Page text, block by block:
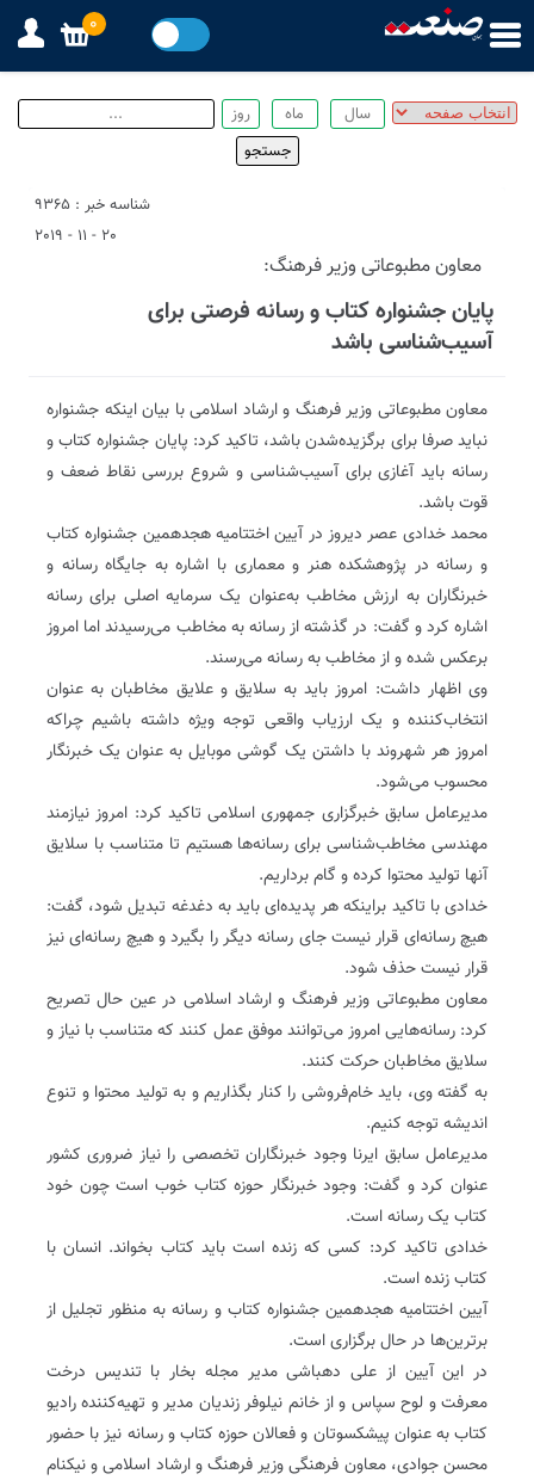
شناسه خبر : 9365
20 - 11 - 2019
معاون مطبوعاتی وزیر فرهنگ:
پایان جشنواره کتاب و رسانه فرصتی برای
آسیب‌شناسی باشد
معاون مطبوعاتی وزیر فرهنگ و ارشاد اسلامی با بیان اینکه جشنواره
نباید صرفا برای برگزیده‌شدن باشد، تاکید کرد: پایان جشنواره کتاب و
رسانه باید آغازی برای آسیب‌شناسی و شروع بررسی نقاط ضعف و
قوت باشد.
محمد خدادی عصر دیروز در آیین اختتامیه هجدهمین جشنواره کتاب
و رسانه در پژوهشکده هنر و معماری با اشاره به جایگاه رسانه و
خبرنگاران به ارزش مخاطب به‌عنوان یک سرمایه اصلی برای رسانه
اشاره کرد و گفت: در گذشته از رسانه به مخاطب می‌رسیدند اما امروز
برعکس شده و از مخاطب به رسانه می‌رسند.
وی اظهار داشت: امروز باید به سلایق و علایق مخاطبان به عنوان
انتخاب‌کننده و یک ارزیاب واقعی توجه ویژه داشته باشیم چراکه
امروز هر شهروند با داشتن یک گوشی موبایل به عنوان یک خبرنگار
محسوب می‌شود.
مدیرعامل سابق خبرگزاری جمهوری اسلامی تاکید کرد: امروز نیازمند
مهندسی مخاطب‌شناسی برای رسانه‌ها هستیم تا متناسب با سلایق
آنها تولید محتوا کرده و گام برداریم.
خدادی با تاکید براینکه هر پدیده‌ای باید به دغدغه تبدیل شود، گفت:
هیچ رسانه‌ای قرار نیست جای رسانه دیگر را بگیرد و هیچ رسانه‌ای نیز
قرار نیست حذف شود.
معاون مطبوعاتی وزیر فرهنگ و ارشاد اسلامی در عین حال تصریح
کرد: رسانه‌هایی امروز می‌توانند موفق عمل کنند که متناسب با نیاز و
سلایق مخاطبان حرکت کنند.
به گفته وی، باید خام‌فروشی را کنار بگذاریم و به تولید محتوا و تنوع
اندیشه توجه کنیم.
مدیرعامل سابق ایرنا وجود خبرنگاران تخصصی را نیاز ضروری کشور
عنوان کرد و گفت: وجود خبرنگار حوزه کتاب خوب است چون خود
کتاب یک رسانه است.
خدادی تاکید کرد: کسی که زنده است باید کتاب بخواند. انسان با
کتاب زنده است.
آیین اختتامیه هجدهمین جشنواره کتاب و رسانه به منظور تجلیل از
برترین‌ها در حال برگزاری است.
در این آیین از علی دهباشی مدیر مجله بخار با تندیس درخت
معرفت و لوح سپاس و از خانم نیلوفر زندیان مدیر و تهیه‌کننده رادیو
کتاب به عنوان پیشکسوتان و فعالان حوزه کتاب و رسانه نیز با حضور
محسن جوادی، معاون فرهنگی وزیر فرهنگ و ارشاد اسلامی و نیکنام
0